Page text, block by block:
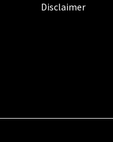
Disclaimer